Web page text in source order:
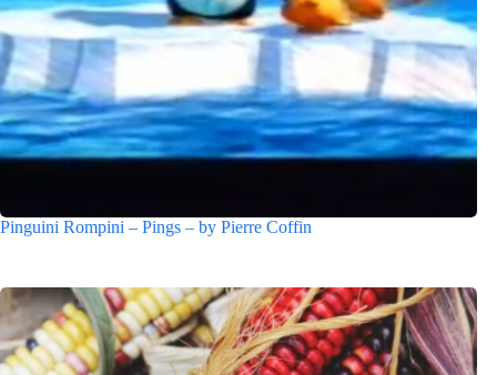
Pinguini Rompini – Pings – by Pierre Coffin